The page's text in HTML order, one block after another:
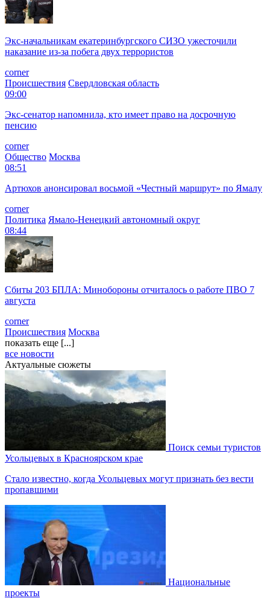
Экс-начальникам екатеринбургского СИЗО ужесточили
наказание из-за побега двух террористов
corner
Происшествия Свердловская область
09:00
Экс-сенатор напомнила, кто имеет право на досрочную
пенсию
corner
Общество Москва
08:51
Артюхов анонсировал восьмой «Честный маршрут» по Ямалу
corner
Политика Ямало-Ненецкий автономный округ
08:44
Сбиты 203 БПЛА: Минобороны отчиталось о работе ПВО 7
августа
corner
Происшествия Москва
показать еще [...]
все новости
Актуальные сюжеты
Поиск семьи туристов
Усольцевых в Красноярском крае
Стало известно, когда Усольцевых могут признать без вести
пропавшими
Национальные
проекты